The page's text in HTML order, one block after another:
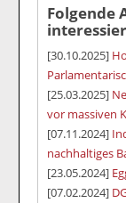
Folgende
[30.10.2025]
[25.03.2025]
vor massiven
[07.11.2024]
nachhaltiges
[23.05.2024]
[07.02.2024]